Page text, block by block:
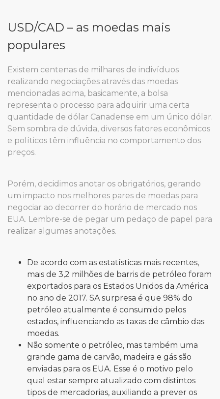
USD/CAD – as moedas mais
populares
Existem centenas de milhares de indivíduos
realizando negociações através das moedas
mencionadas acima, basicamente, a bolsa
representa o processo para adquirir uma certa
quantidade de dólar Canadense em um único dólar.
Sem sombra de dúvida, diversos fatores econômicos
e políticos têm influência no comportamento dos
preços.
Porém, decidimos anotar os obrigatórios, gerando
um impacto nos melhores pares de moedas para
negociar ao decorrer do horário de mercado nos
EUA. Lembre-se de pegar um pedaço de papel para
realizar algumas anotações.
De acordo com as estatísticas mais recentes,
mais de 3,2 milhões de barris de petróleo foram
exportados para os Estados Unidos da América
no ano de 2017. SA surpresa é que 98% do
petróleo atualmente é consumido pelos
estados, influenciando as taxas de câmbio das
moedas.
Não somente o petróleo, mas também uma
grande gama de carvão, madeira e gás são
enviadas para os EUA. Esse é o motivo pelo
qual estar sempre atualizado com distintos
tipos de mercadorias, auxiliando a prever os